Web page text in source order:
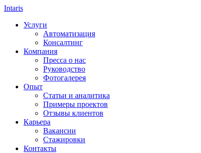
Intaris
Услуги
Автоматизация
Консалтинг
Компания
Пресса о нас
Руководство
Фотогалерея
Опыт
Статьи и аналитика
Примеры проектов
Отзывы клиентов
Карьера
Вакансии
Стажировки
Контакты